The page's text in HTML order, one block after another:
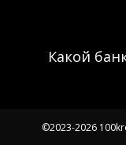
Какой
©2023-2026